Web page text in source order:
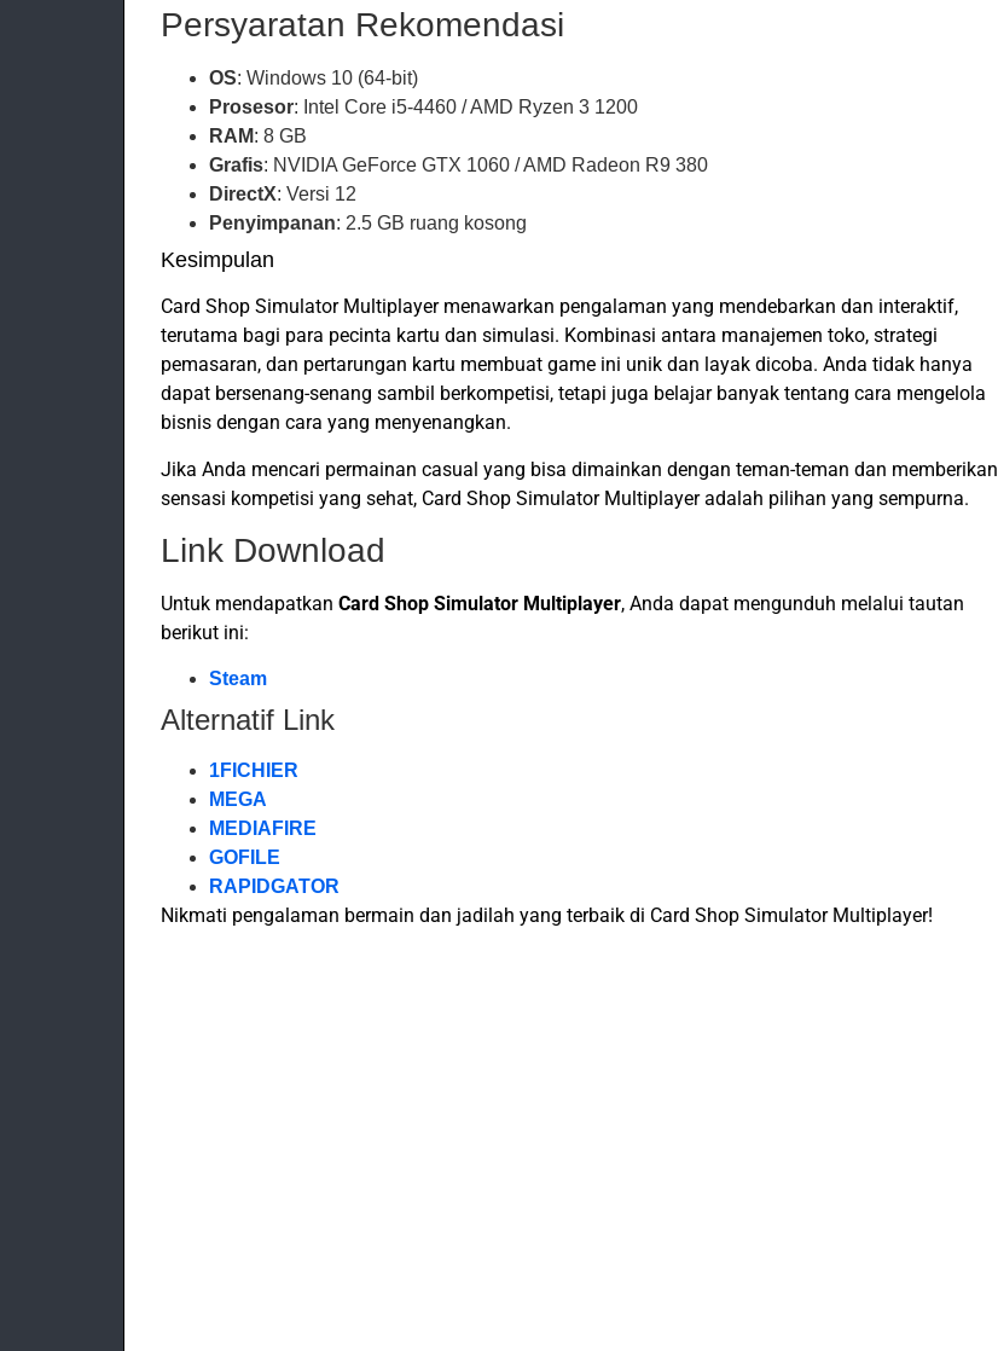
Persyaratan Rekomendasi
OS: Windows 10 (64-bit)
Prosesor: Intel Core i5-4460 / AMD Ryzen 3 1200
RAM: 8 GB
Grafis: NVIDIA GeForce GTX 1060 / AMD Radeon R9 380
DirectX: Versi 12
Penyimpanan: 2.5 GB ruang kosong
Kesimpulan
Card Shop Simulator Multiplayer menawarkan pengalaman yang mendebarkan dan interaktif,
terutama bagi para pecinta kartu dan simulasi. Kombinasi antara manajemen toko, strategi
pemasaran, dan pertarungan kartu membuat game ini unik dan layak dicoba. Anda tidak hanya
dapat bersenang-senang sambil berkompetisi, tetapi juga belajar banyak tentang cara mengelola
bisnis dengan cara yang menyenangkan.
Jika Anda mencari permainan casual yang bisa dimainkan dengan teman-teman dan memberikan
sensasi kompetisi yang sehat, Card Shop Simulator Multiplayer adalah pilihan yang sempurna.
Link Download
Untuk mendapatkan Card Shop Simulator Multiplayer, Anda dapat mengunduh melalui tautan
berikut ini:
Steam
Alternatif Link
1FICHIER
MEGA
MEDIAFIRE
GOFILE
RAPIDGATOR
Nikmati pengalaman bermain dan jadilah yang terbaik di Card Shop Simulator Multiplayer!